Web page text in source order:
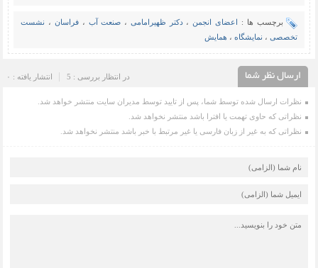
برچسب ها : اعضای انجمن ،دکتر ظهیرامامی ، صنعت آب ، فراسان، نشست
تخصصی ، نمایشگاه ، همایش
ارسال نظر شما انتشار یافته : ۰ در انتظار بررسی : 5
نظرات ارسال شده توسط شما، پس از تایید توسط مدیران سایت منتشر خواهد شد.
نظراتی که حاوی تهمت یا افترا باشد منتشر نخواهد شد.
نظراتی که به غیر از زبان فارسی یا غیر مرتبط با خبر باشد منتشر نخواهد شد.